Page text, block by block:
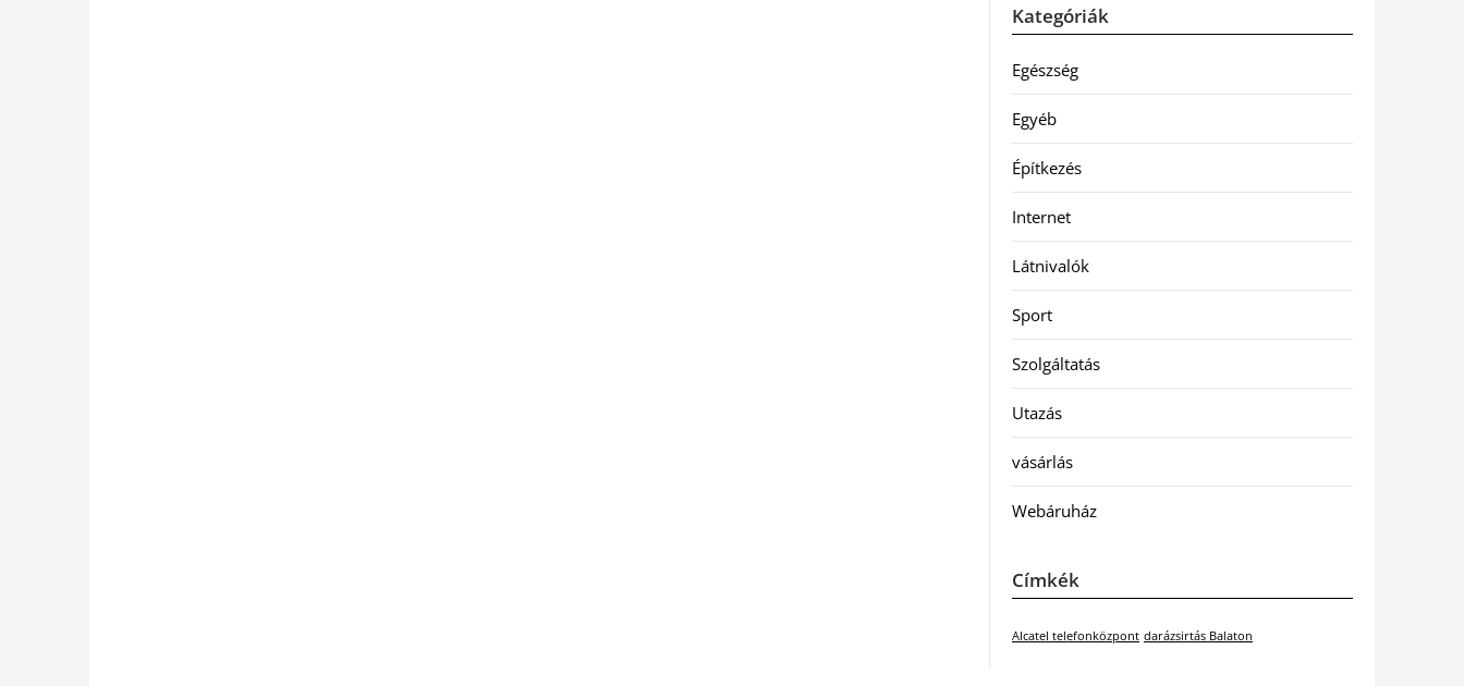
Kategóriák
Egészség
Egyéb
Építkezés
Internet
Látnivalók
Sport
Szolgáltatás
Utazás
vásárlás
Webáruház
Címkék
Alcatel telefonközpont darázsirtás Balaton